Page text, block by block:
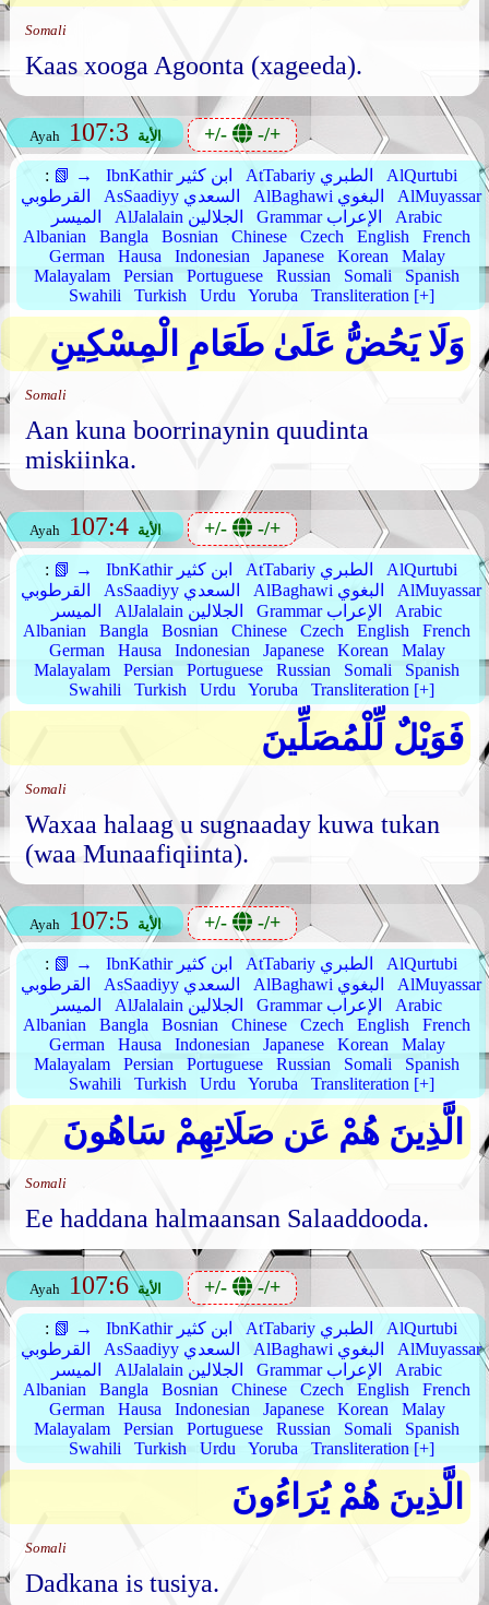
Somali
Kaas xooga Agoonta (xageeda).
Ayah 107:3 الأية +/- -/+
: 📗 → IbnKathir ابن كثير AtTabariy الطبري
AlQurtubi
القرطوبي
AsSaadiyy السعدي AlBaghawi البغوي
AlMuyassar
الميسر
AlJalalain الجلالين Grammar الإعراب
Arabic
Albanian
Bangla Bosnian Chinese Czech English
French
German
Hausa Indonesian Japanese Korean
Malay
Malayalam
Persian Portuguese Russian Somali
Spanish
Swahili
Turkish Urdu Yoruba Transliteration [+]
وَلَا يَحُضُّ عَلَىٰ طَعَامِ الْمِسْكِينِ
Somali
Aan kuna boorrinaynin quudinta
miskiinka.
Ayah 107:4 الأية +/- -/+
: 📗 → IbnKathir ابن كثير AtTabariy الطبري
AlQurtubi
القرطوبي
AsSaadiyy السعدي AlBaghawi البغوي
AlMuyassar
الميسر
AlJalalain الجلالين Grammar الإعراب
Arabic
Albanian
Bangla Bosnian Chinese Czech English
French
German
Hausa Indonesian Japanese Korean
Malay
Malayalam
Persian Portuguese Russian Somali
Spanish
Swahili
Turkish Urdu Yoruba Transliteration [+]
فَوَيْلٌ لِّلْمُصَلِّينَ
Somali
Waxaa halaag u sugnaaday kuwa tukan
(waa Munaafiqiinta).
Ayah 107:5 الأية +/- -/+
: 📗 → IbnKathir ابن كثير AtTabariy الطبري
AlQurtubi
القرطوبي
AsSaadiyy السعدي AlBaghawi البغوي
AlMuyassar
الميسر
AlJalalain الجلالين Grammar الإعراب
Arabic
Albanian
Bangla Bosnian Chinese Czech English
French
German
Hausa Indonesian Japanese Korean
Malay
Malayalam
Persian Portuguese Russian Somali
Spanish
Swahili
Turkish Urdu Yoruba Transliteration [+]
الَّذِينَ هُمْ عَن صَلَاتِهِمْ سَاهُونَ
Somali
Ee haddana halmaansan Salaaddooda.
Ayah 107:6 الأية +/- -/+
: 📗 → IbnKathir ابن كثير AtTabariy الطبري
AlQurtubi
القرطوبي
AsSaadiyy السعدي AlBaghawi البغوي
AlMuyassar
الميسر
AlJalalain الجلالين Grammar الإعراب
Arabic
Albanian
Bangla Bosnian Chinese Czech English
French
German
Hausa Indonesian Japanese Korean
Malay
Malayalam
Persian Portuguese Russian Somali
Spanish
Swahili
Turkish Urdu Yoruba Transliteration [+]
الَّذِينَ هُمْ يُرَاءُونَ
Somali
Dadkana is tusiya.